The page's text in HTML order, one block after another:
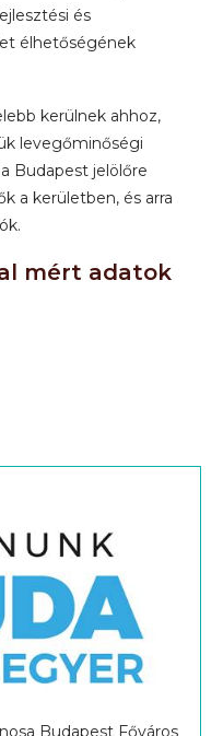
és
élhetőségének
kerülnek ahhoz,
levegőminőségi
Budapest jelölőre
a kerületben, és arra
mért adatok
Budapest Főváros